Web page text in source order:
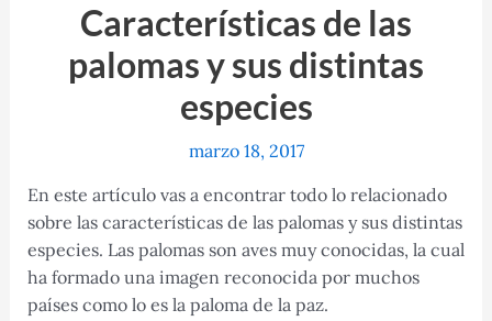
Características de las
palomas y sus distintas
especies
marzo 18, 2017
En este artículo vas a encontrar todo lo relacionado
sobre las características de las palomas y sus distintas
especies. Las palomas son aves muy conocidas, la cual
ha formado una imagen reconocida por muchos
países como lo es la paloma de la paz.